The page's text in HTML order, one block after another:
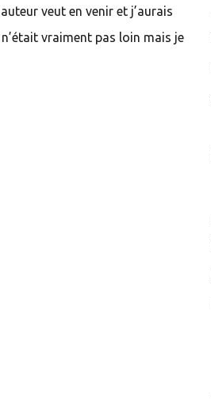
veut en venir et j’aurais
vraiment pas loin mais je